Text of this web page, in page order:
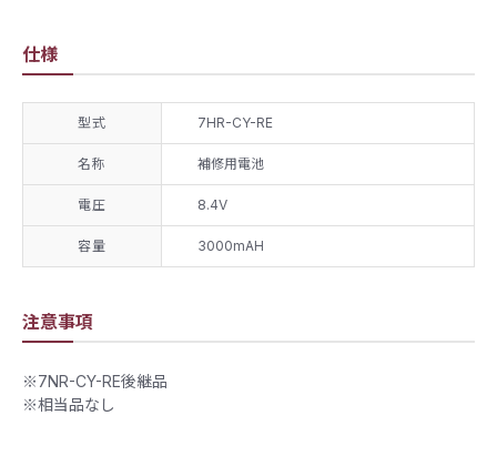
仕様
型式 7HR-CY-RE
名称 補修用電池
電圧 8.4V
容量 3000mAH
注意事項
※7NR-CY-RE後継品
※相当品なし